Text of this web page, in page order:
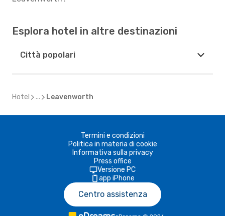
Esplora hotel in altre destinazioni
Città popolari
Hotel ... Leavenworth
Termini e condizioni
Politica in materia di cookie
Informativa sulla privacy
Press office
Versione PC
app iPhone
Centro assistenza